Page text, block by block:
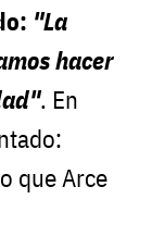
"La
hacer
. En
que Arce